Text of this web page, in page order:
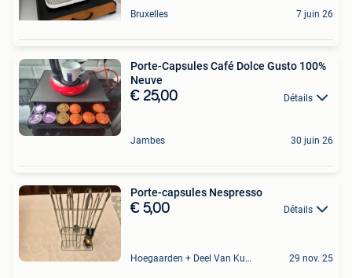
Bruxelles 7 juin 26
Porte-Capsules Café Dolce Gusto 100%
Neuve
€ 25,00 Détails
Jambes 30 juin 26
Porte-capsules Nespresso
€ 5,00 Détails
Hoegaarden + Deel Van Kumtich + Deel Van Tienen 29 nov. 25